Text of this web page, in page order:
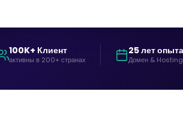
100K+ Клиент
активны в 200+ странах
25 лет опыта
Домен & Hosting